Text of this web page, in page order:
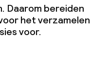
Daarom bereiden
het verzamelen
voor.